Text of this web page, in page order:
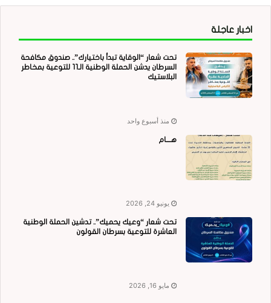
اخبار عاجلة
تحت شعار “الوقاية تبدأ باختيارك”.. صندوق مكافحة
السرطان يدشن الحملة الوطنية الـ11 للتوعية بمخاطر
البلاستيك
منذ أسبوع واحد
هــــام
يونيو 24, 2026
تحت شعار “وعيك يحميك”.. تدشين الحملة الوطنية
العاشرة للتوعية بسرطان القولون
مايو 16, 2026